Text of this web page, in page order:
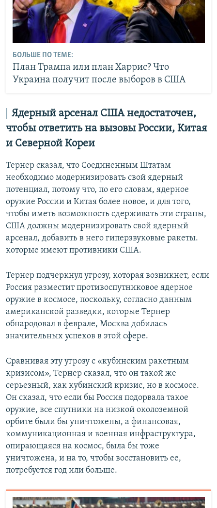
БОЛЬШЕ ПО ТЕМЕ:
План Трампа или план Харрис? Что
Украина получит после выборов в США
Ядерный арсенал США недостаточен,
чтобы ответить на вызовы России, Китая
и Северной Кореи
Тернер сказал, что Соединенным Штатам
необходимо модернизировать свой ядерный
потенциал, потому что, по его словам, ядерное
оружие России и Китая более новое, и для того,
чтобы иметь возможность сдерживать эти страны,
США должны модернизировать свой ядерный
арсенал, добавить в него гиперзвуковые ракеты.
которые имеют противники США.
Тернер подчеркнул угрозу, которая возникнет, если
Россия разместит противоспутниковое ядерное
оружие в космосе, поскольку, согласно данным
американской разведки, которые Тернер
обнародовал в феврале, Москва добилась
значительных успехов в этой сфере.
Сравнивая эту угрозу с «кубинским ракетным
кризисом», Тернер сказал, что он такой же
серьезный, как кубинский кризис, но в космосе.
Он сказал, что если бы Россия подорвала такое
оружие, все спутники на низкой околоземной
орбите были бы уничтожены, а финансовая,
коммуникационная и военная инфраструктура,
опирающаяся на космос, была бы тоже
уничтожена, и на то, чтобы восстановить ее,
потребуется год или больше.